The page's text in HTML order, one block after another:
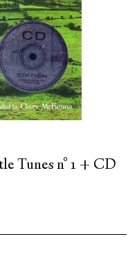
Tunes n° 1 + CD